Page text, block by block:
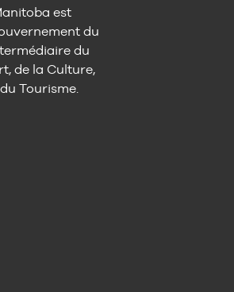
est
du
du
de la Culture,
Tourisme.